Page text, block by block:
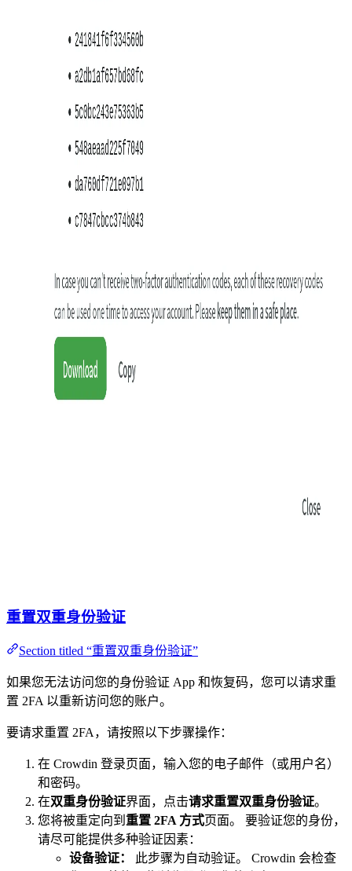
重置双重身份验证
Section titled “重置双重身份验证”
如果您无法访问您的身份验证 App 和恢复码，您可以请求重
置 2FA 以重新访问您的账户。
要请求重置 2FA，请按照以下步骤操作：
在 Crowdin 登录页面，输入您的电子邮件（或用户名）
和密码。
在双重身份验证界面，点击请求重置双重身份验证。
您将被重定向到 重置 2FA 方式页面。 要验证您的身份，
请尽可能提供多种验证因素：
设备验证：
此步骤为自动验证。 Crowdin 会检查